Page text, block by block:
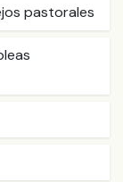
pastorales